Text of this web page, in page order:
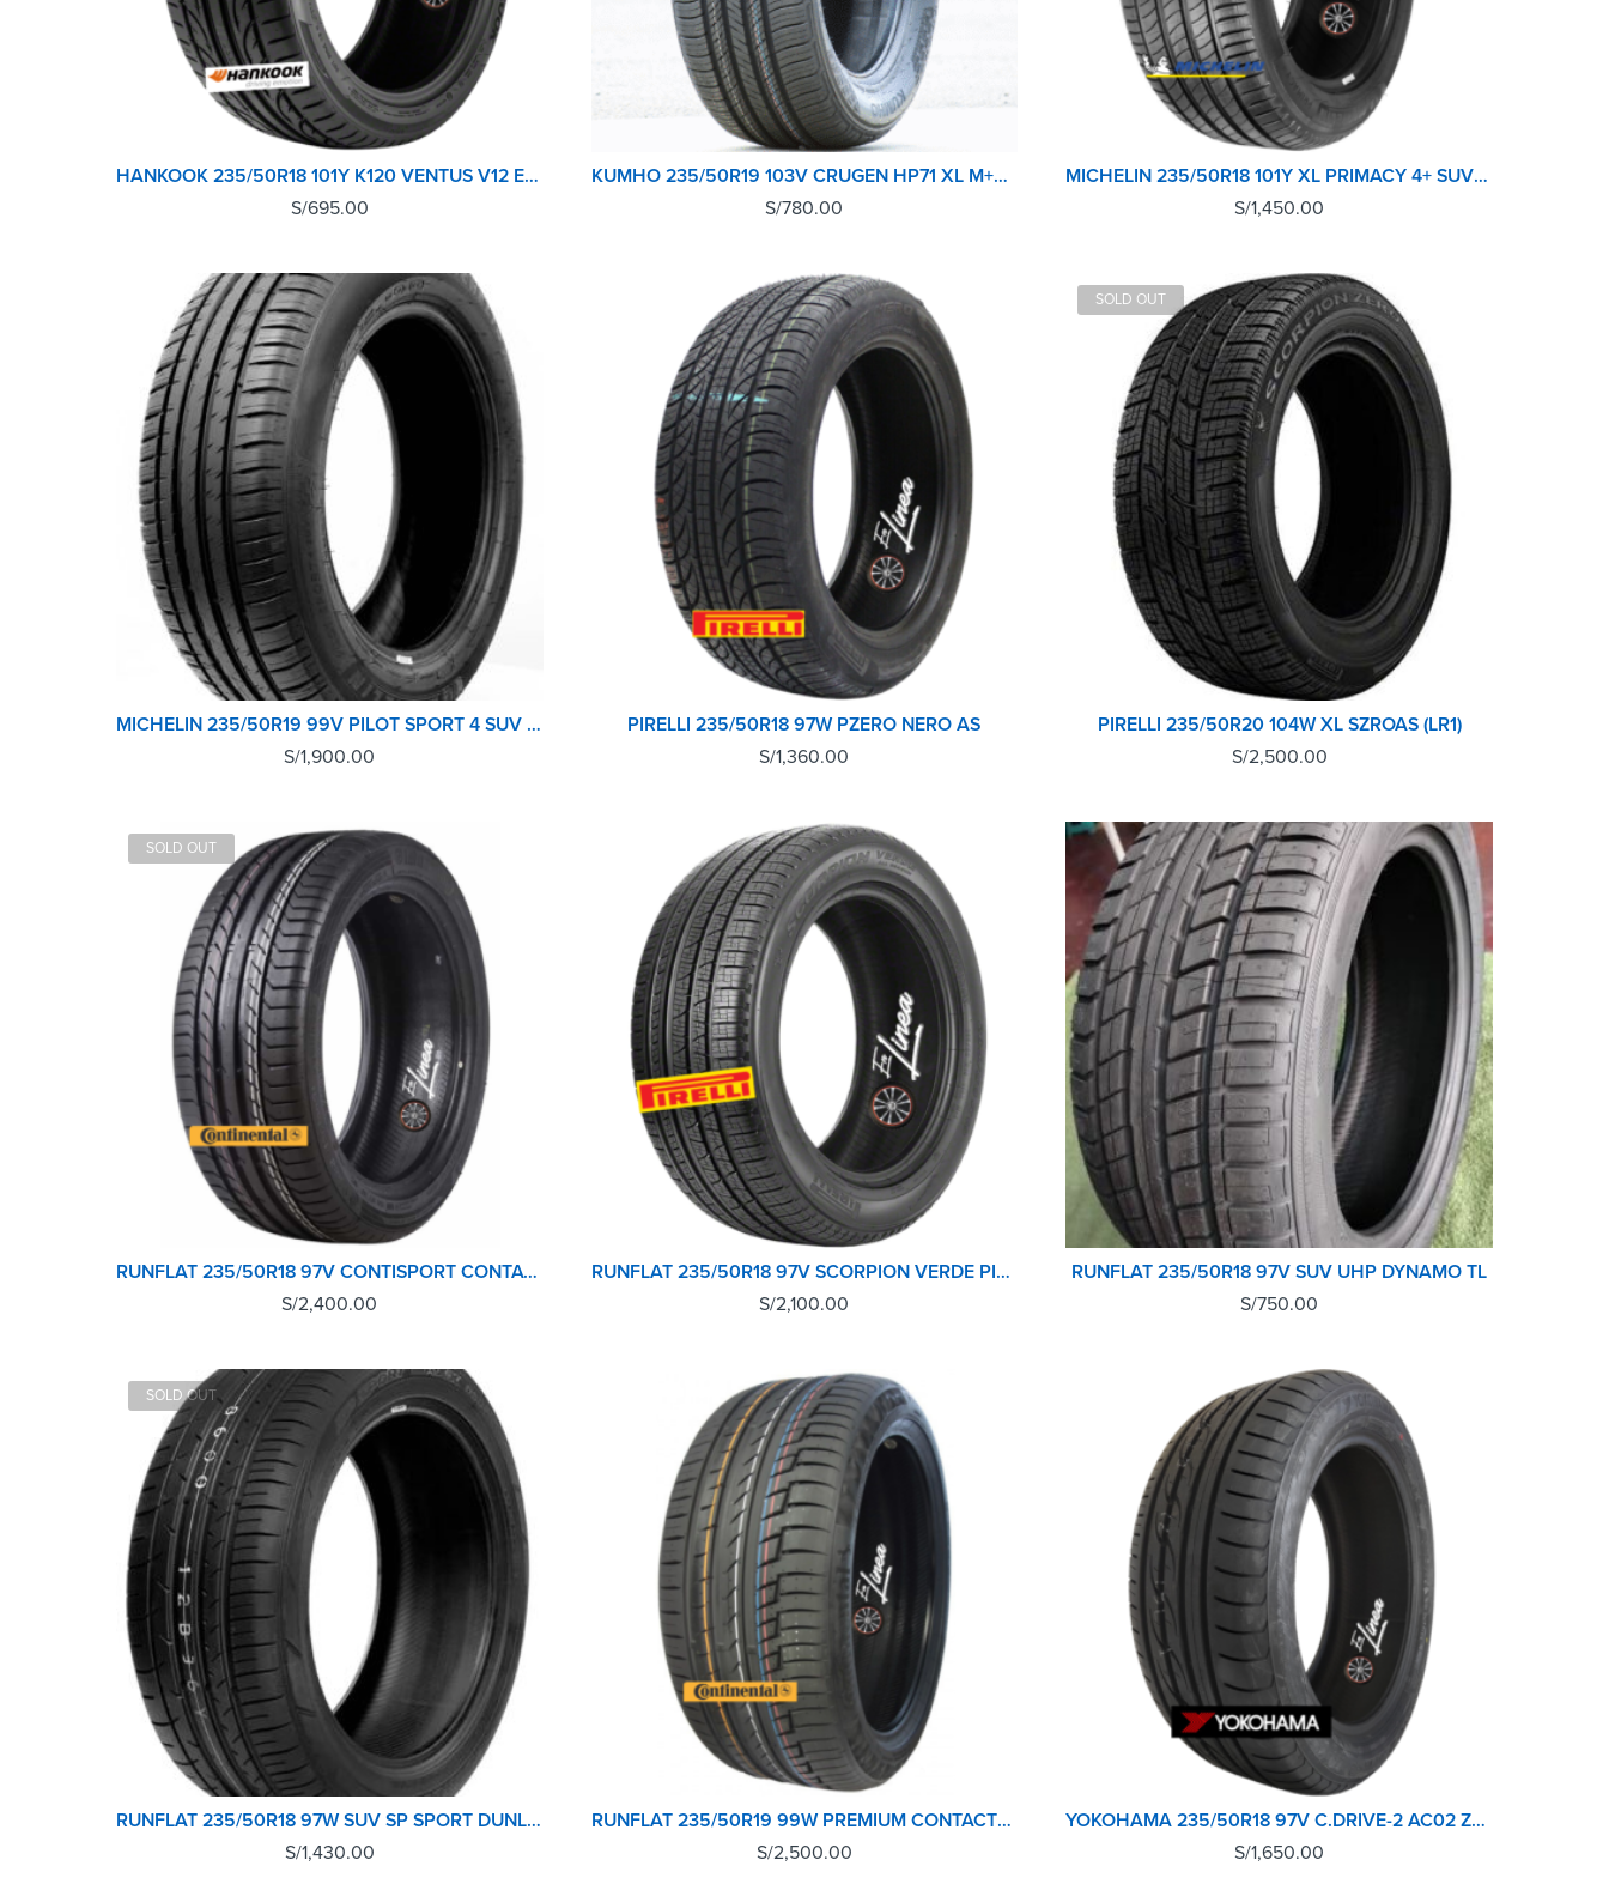
HANKOOK 235/50R18 101Y K120 VENTUS V12 EVO2
S/695.00
KUMHO 235/50R19 103V CRUGEN HP71 XL M+S SUV TL
S/780.00
MICHELIN 235/50R18 101Y XL PRIMACY 4+ SUV TL M+S
S/1,450.00
MICHELIN 235/50R19 99V PILOT SPORT 4 SUV TL
S/1,900.00
PIRELLI 235/50R18 97W PZERO NERO AS
S/1,360.00
SOLD OUT
PIRELLI 235/50R20 104W XL SZROAS (LR1)
S/2,500.00
SOLD OUT
RUNFLAT 235/50R18 97V CONTISPORT CONTACT5 CONTINENTALTL (MOE) (ALE)
S/2,400.00
RUNFLAT 235/50R18 97V SCORPION VERDE PIRELLI TL (MOE) MOE
S/2,100.00
RUNFLAT 235/50R18 97V SUV UHP DYNAMO TL
S/750.00
SOLD OUT
RUNFLAT 235/50R18 97W SUV SP SPORT DUNLOP TL JP OE
S/1,430.00
RUNFLAT 235/50R19 99W PREMIUM CONTACT6 CONTINENTAL TL (MOE) (ESL)
S/2,500.00
YOKOHAMA 235/50R18 97V C.DRIVE-2 AC02 ZPS TL (RUNFLAT) (Made in JAPAN)
S/1,650.00